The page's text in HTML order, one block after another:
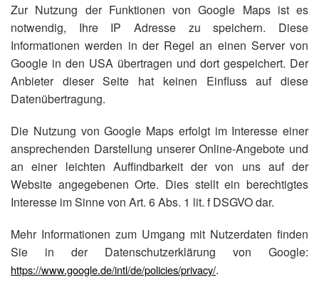
Zur Nutzung der Funktionen von Google Maps ist es
notwendig, Ihre IP Adresse zu speichern. Diese
Informationen werden in der Regel an einen Server von
Google in den USA übertragen und dort gespeichert. Der
Anbieter dieser Seite hat keinen Einfluss auf diese
Datenübertragung.
Die Nutzung von Google Maps erfolgt im Interesse einer
ansprechenden Darstellung unserer Online-Angebote und
an einer leichten Auffindbarkeit der von uns auf der
Website angegebenen Orte. Dies stellt ein berechtigtes
Interesse im Sinne von Art. 6 Abs. 1 lit. f DSGVO dar.
Mehr Informationen zum Umgang mit Nutzerdaten finden
Sie in der Datenschutzerklärung von Google:
https://www.google.de/intl/de/policies/privacy/.